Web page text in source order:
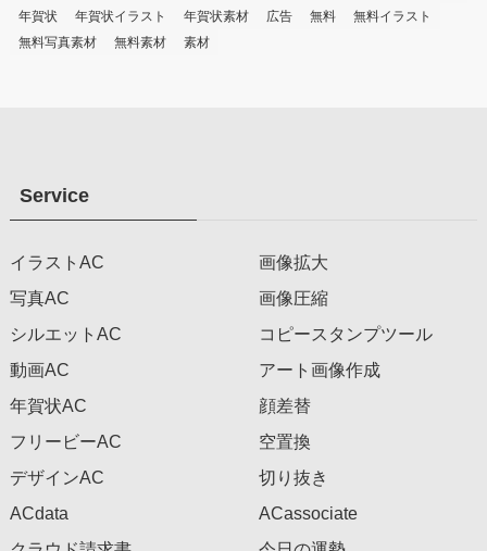
年賀状
年賀状イラスト 年賀状素材 広告 無料
無料イラスト
無料写真素材
無料素材 素材
Service
イラストAC
写真AC
シルエットAC
動画AC
年賀状AC
フリービーAC
デザインAC
ACdata
画像拡大
画像圧縮
コピースタンプツール
アート画像作成
顔差替
空置換
切り抜き
ACassociate